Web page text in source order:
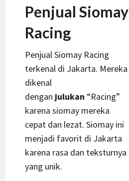
Penjual Siomay
Racing
Penjual Siomay Racing
terkenal di Jakarta. Mereka
dikenal
dengan julukan “Racing”
karena siomay mereka
cepat dan lezat. Siomay ini
menjadi favorit di Jakarta
karena rasa dan teksturnya
yang unik.